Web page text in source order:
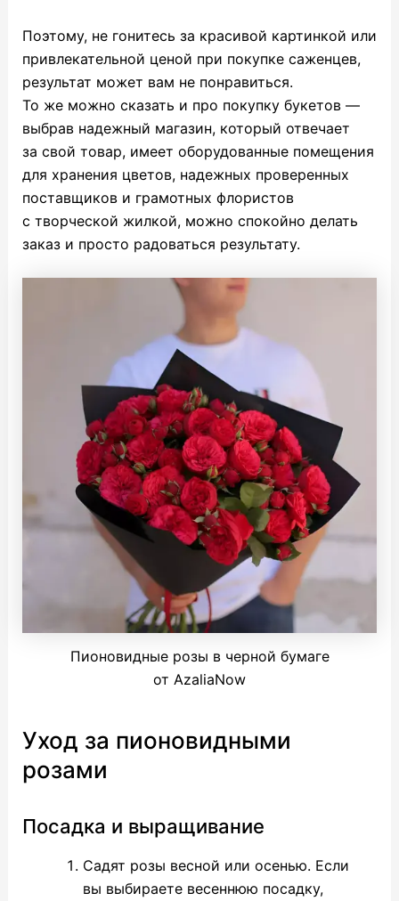
Поэтому, не гонитесь за красивой картинкой или
привлекательной ценой при покупке саженцев,
результат может вам не понравиться.
То же можно сказать и про покупку букетов —
выбрав надежный магазин, который отвечает
за свой товар, имеет оборудованные помещения
для хранения цветов, надежных проверенных
поставщиков и грамотных флористов
с творческой жилкой, можно спокойно делать
заказ и просто радоваться результату.
Пионовидные розы в черной бумаге
от AzaliaNow
Уход за пионовидными
розами
Посадка и выращивание
Садят розы весной или осенью. Если
вы выбираете весеннюю посадку,